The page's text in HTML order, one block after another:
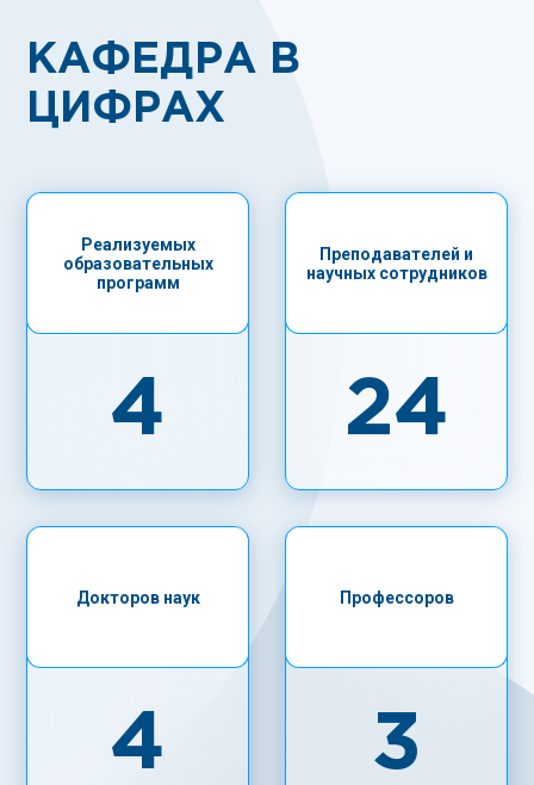
КАФЕДРА В
ЦИФРАХ
Реализуемых
образовательных
программ
4
Преподавателей и
научных сотрудников
24
Докторов наук
4
Профессоров
3